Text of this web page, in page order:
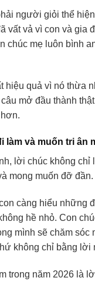
người giỏi thể
vất vả vì con và gia
chúc mẹ luôn bình
hiệu quả vì nó thừa
mở đầu thành
làm và muốn tri ân
lời chúc không chỉ
mong muốn đỡ đần.
càng hiểu những
hề nhỏ. Con
mình sẽ chăm sóc
không chỉ bằng lời
trong năm 2026 là